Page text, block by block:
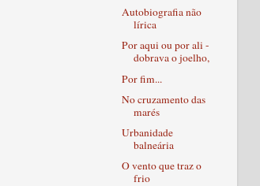
Autobiografia não
lírica
Por aqui ou por ali -
dobrava o joelho,
Por fim...
No cruzamento das
marés
Urbanidade
balneária
O vento que traz o
frio